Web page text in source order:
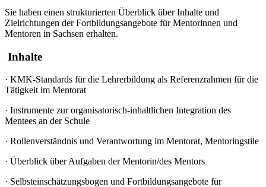
Sie haben einen strukturierten Überblick über Inhalte und
Zielrichtungen der Fortbildungsangebote für Mentorinnen und
Mentoren in Sachsen erhalten.
Inhalte
· KMK-Standards für die Lehrerbildung als Referenzrahmen für die
Tätigkeit im Mentorat
· Instrumente zur organisatorisch-inhaltlichen Integration des
Mentees an der Schule
· Rollenverständnis und Verantwortung im Mentorat, Mentoringstile
· Überblick über Aufgaben der Mentorin/des Mentors
· Selbsteinschätzungsbogen und Fortbildungsangebote für